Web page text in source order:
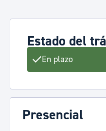
Estado del
En plazo
Presencial